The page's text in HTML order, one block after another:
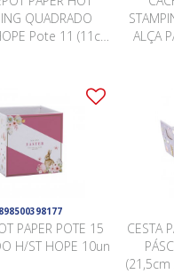
QUADRADO
Pote 11 (11cm
ALÇA
PAPER POTE 15
H/ST HOPE 10un
CESTA